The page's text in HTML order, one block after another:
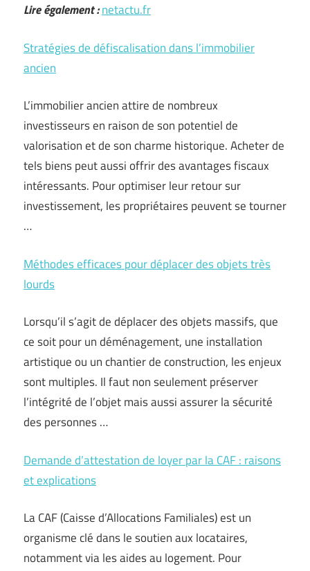
Lire également :netactu.fr
Stratégies de défiscalisation dans l’immobilier
ancien
L’immobilier ancien attire de nombreux
investisseurs en raison de son potentiel de
valorisation et de son charme historique. Acheter de
tels biens peut aussi offrir des avantages fiscaux
intéressants. Pour optimiser leur retour sur
investissement, les propriétaires peuvent se tourner
…
Méthodes efficaces pour déplacer des objets très
lourds
Lorsqu’il s’agit de déplacer des objets massifs, que
ce soit pour un déménagement, une installation
artistique ou un chantier de construction, les enjeux
sont multiples. Il faut non seulement préserver
l’intégrité de l’objet mais aussi assurer la sécurité
des personnes …
Demande d’attestation de loyer par la CAF : raisons
et explications
La CAF (Caisse d’Allocations Familiales) est un
organisme clé dans le soutien aux locataires,
notamment via les aides au logement. Pour